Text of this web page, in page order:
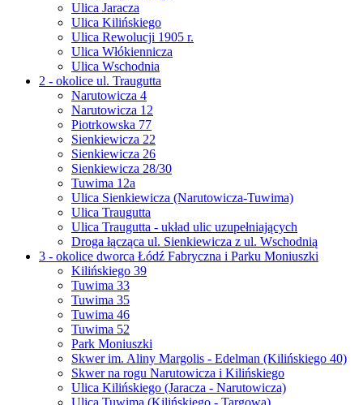
Ulica Jaracza
Ulica Kilińskiego
Ulica Rewolucji 1905 r.
Ulica Włókiennicza
Ulica Wschodnia
2 - okolice ul. Traugutta
Narutowicza 4
Narutowicza 12
Piotrkowska 77
Sienkiewicza 22
Sienkiewicza 26
Sienkiewicza 28/30
Tuwima 12a
Ulica Sienkiewicza (Narutowicza-Tuwima)
Ulica Traugutta
Ulica Traugutta - układ ulic uzupełniających
Droga łącząca ul. Sienkiewicza z ul. Wschodnią
3 - okolice dworca Łódź Fabryczna i Parku Moniuszki
Kilińskiego 39
Tuwima 33
Tuwima 35
Tuwima 46
Tuwima 52
Park Moniuszki
Skwer im. Aliny Margolis - Edelman (Kilińskiego 40)
Skwer na rogu Narutowicza i Kilińskiego
Ulica Kilińskiego (Jaracza - Narutowicza)
Ulica Tuwima (Kilińskiego - Targowa)